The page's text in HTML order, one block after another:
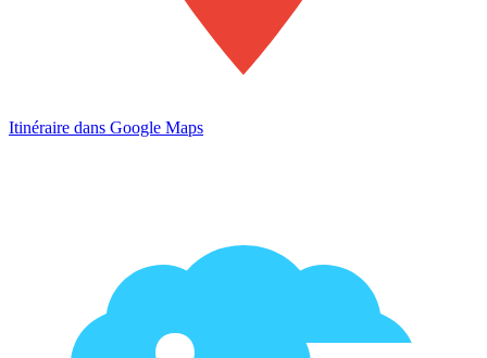
Itinéraire dans Google Maps